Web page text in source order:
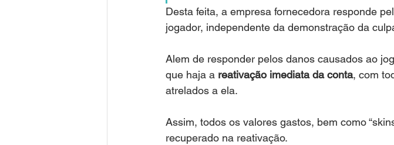
Desta feita, a empresa fornecedora responde
jogador, independente da demonstração da
Alem de responder pelos danos causados ao
que haja a reativação imediata da conta, com
atrelados a ela.
Assim, todos os valores gastos, bem como
recuperado na reativação.